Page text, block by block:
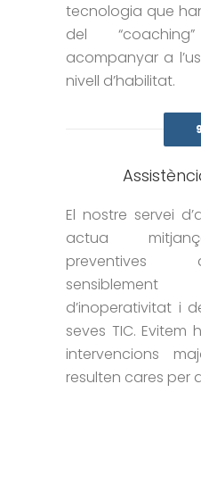
tecnologia que
del
acompanyar a
nivell d’habilitat.
9
El nostre servei
actua
preventives
d’inoperativitat i
seves TIC. Evitem
intervencions
resulten cares per